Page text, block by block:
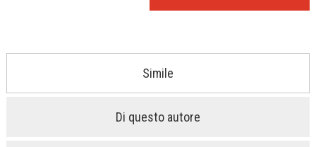
Simile
Di questo autore